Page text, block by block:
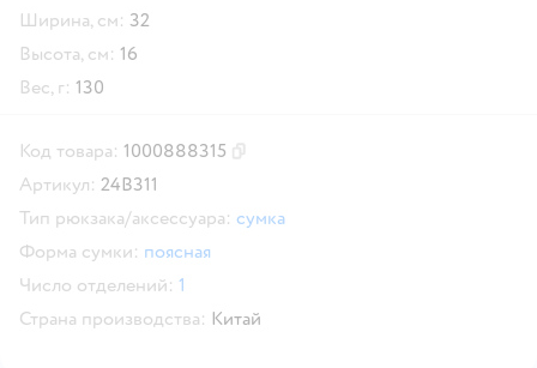
Ширина, см: 32
Высота, см: 16
Вес, г: 130
Код товара: 1000888315
Артикул: 24B311
Тип рюкзака/аксессуара: сумка
Форма сумки: поясная
Число отделений: 1
Страна производства: Китай